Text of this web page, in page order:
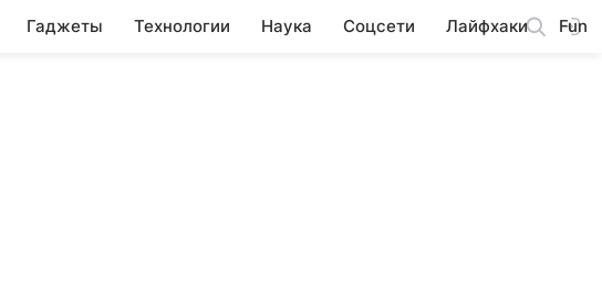
Гаджеты Технологии Наука Соцсети Лайфхаки Fun